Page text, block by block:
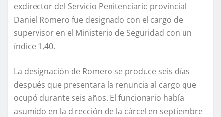
exdirector del Servicio Penitenciario provincial
Daniel Romero fue designado con el cargo de
supervisor en el Ministerio de Seguridad con un
índice 1,40.
La designación de Romero se produce seis días
después que presentara la renuncia al cargo que
ocupó durante seis años. El funcionario había
asumido en la dirección de la cárcel en septiembre